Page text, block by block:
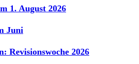
1. August 2026
Juni
Revisionswoche 2026